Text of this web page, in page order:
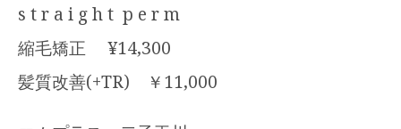
s t r a i g h t p e r m
縮毛矯正 ¥14,300
髪質改善(+TR) ￥11,000